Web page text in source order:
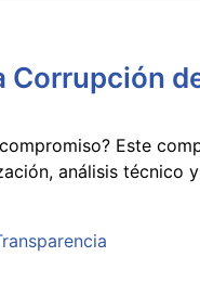
Corrupción
Este
análisis técnico